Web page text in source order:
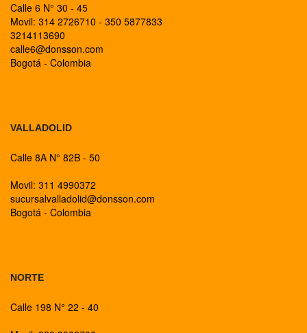
Calle 6 N° 30 - 45
Movil: 314 2726710 - 350 5877833
3214113690
calle6@donsson.com
Bogotá - Colombia
VALLADOLID
Calle 8A N° 82B - 50
Movil: 311 4990372
sucursalvalladolid@donsson.com
Bogotá - Colombia
NORTE
Calle 198 N° 22 - 40